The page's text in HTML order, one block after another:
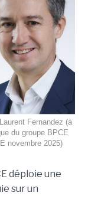
Fernandez (à
du groupe BPCE
novembre 2025)
déploie une
sur un